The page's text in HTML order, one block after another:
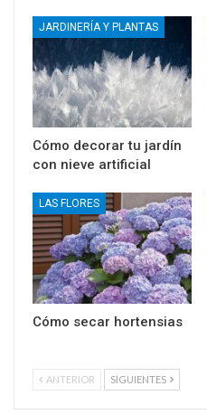
JARDINERÍA Y PLANTAS
Cómo decorar tu jardín
con nieve artificial
LAS FLORES
Cómo secar hortensias
ANTERIOR SIGUIENTES